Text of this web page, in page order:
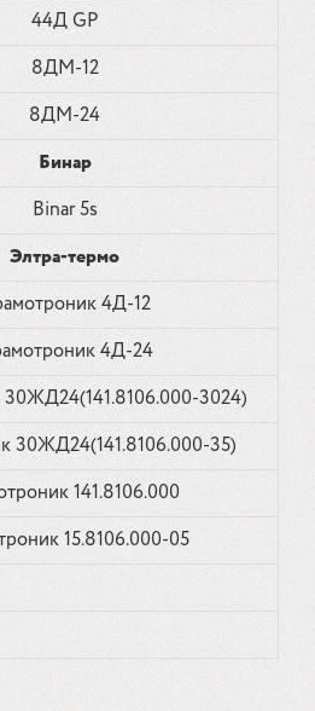
44Д GP
8ДМ-12
8ДМ-24
Бинар
Binar 5s
Элтра-термо
4Д-12
4Д-24
3024)
30ЖД24(141.8106.000-35)
141.8106.000
15.8106.000-05